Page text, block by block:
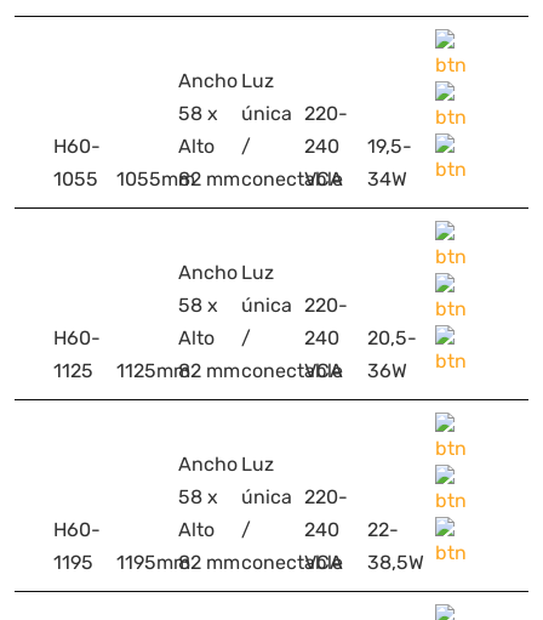
H60-
1055
1055mm
Ancho
58 x
Alto
82 mm
Luz
única
/
conectable
220-
240
VCA
19,5-
34W
H60-
1125
1125mm
Ancho
58 x
Alto
82 mm
Luz
única
/
conectable
220-
240
VCA
20,5-
36W
H60-
1195
1195mm
Ancho
58 x
Alto
82 mm
Luz
única
/
conectable
220-
240
VCA
22-
38,5W